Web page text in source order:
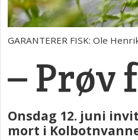
GARANTERER FISK: Ole
– Prøv
Onsdag 12. juni
mort i